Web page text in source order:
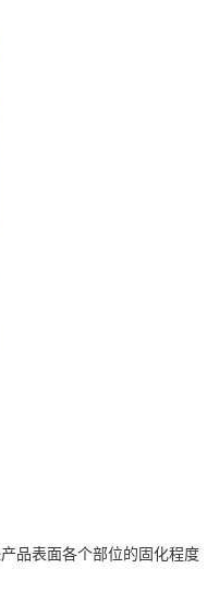
品表面各个部位的固化程度